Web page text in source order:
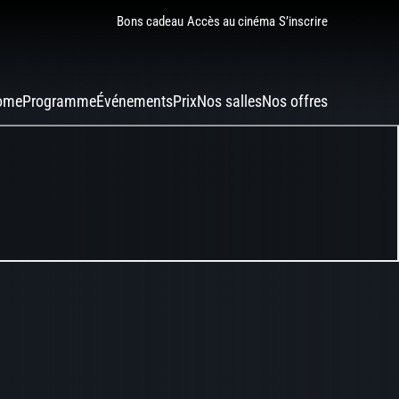
Bons cadeau Accès au cinéma S’inscrire
ProgrammeÉvénementsPrixNos sallesNos offres